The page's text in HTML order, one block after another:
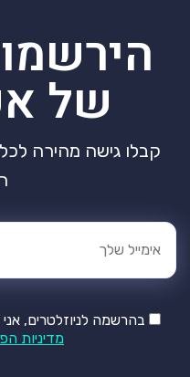
של
קבלו גישה מהירה
בהרשמה לניוזלטרים,
מדיניות